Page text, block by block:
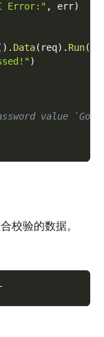
Error:" , err)
) . Data( req) . Run(
)
value
校验的数据。